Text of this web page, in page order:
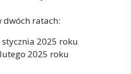
dwóch ratach:
stycznia 2025 roku
2025 roku